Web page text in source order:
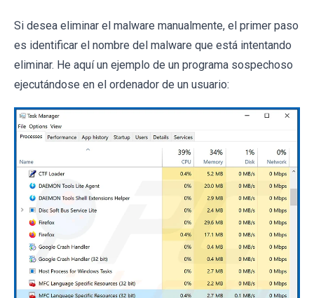
Si desea eliminar el malware manualmente, el primer paso
es identificar el nombre del malware que está intentando
eliminar. He aquí un ejemplo de un programa sospechoso
ejecutándose en el ordenador de un usuario: